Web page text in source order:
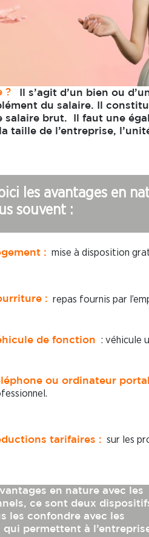
?
Il s’agit d’un bien ou
du salaire. Il
salaire brut. Il faut une
taille de l’entreprise,
les avantages en
souvent :
: mise à disposition
: repas fournis par
de fonction : véhicule
ou ordinateur
tarifaires : sur les
en nature avec les
ce sont deux
les confondre avec les
qui permettent à